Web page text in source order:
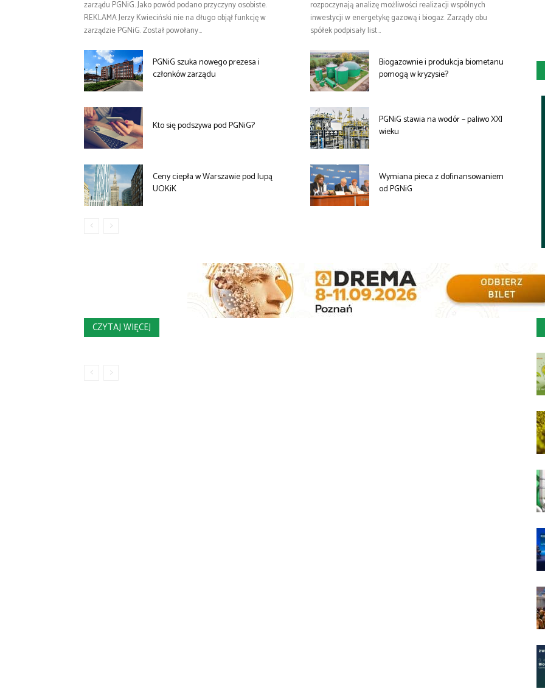
zarządu PGNiG. Jako powód podano przyczyny osobiste.
REKLAMA Jerzy Kwieciński nie na długo objął funkcję w
zarządzie PGNiG. Został powołany...
rozpoczynają analizę możliwości realizacji wspólnych
inwestycji w energetykę gazową i biogaz. Zarządy obu
spółek podpisały list...
PGNiG szuka nowego prezesa i
członków zarządu
Biogazownie i produkcja biometanu
pomogą w kryzysie?
Kto się podszywa pod PGNiG?
PGNiG stawia na wodór – paliwo XXI
wieku
Ceny ciepła w Warszawie pod lupą
UOKiK
Wymiana pieca z dofinansowaniem
od PGNiG
CZYTAJ WIĘCEJ